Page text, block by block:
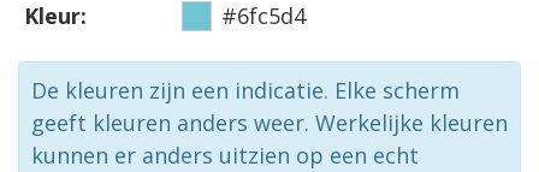
Kleur:
#6fc5d4
De kleuren zijn een indicatie. Elke scherm
geeft kleuren anders weer. Werkelijke kleuren
kunnen er anders uitzien op een echt